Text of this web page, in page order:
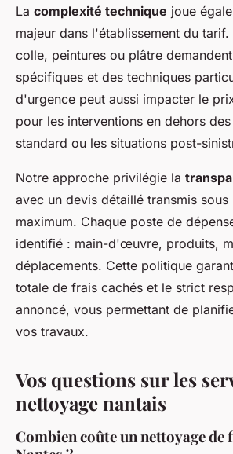
La complexité technique joue
majeur dans l'établissement du
colle, peintures ou plâtre
spécifiques et des techniques
d'urgence peut aussi impacter le
pour les interventions en dehors
standard ou les situations post-
Notre approche privilégie la
avec un devis détaillé transmis sous
maximum. Chaque poste de
identifié : main-d'œuvre, produits,
déplacements. Cette politique
totale de frais cachés et le strict
annoncé, vous permettant de
vos travaux.
Vos questions sur les
nettoyage nantais
Combien coûte un nettoyage de